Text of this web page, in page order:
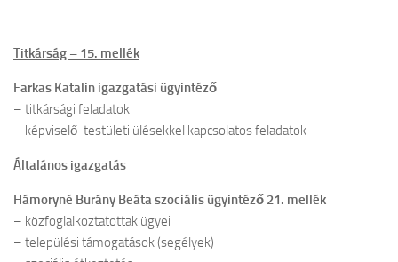
Titkárság – 15. mellék
Farkas Katalin igazgatási ügyintéző
– titkársági feladatok
– képviselő-testületi ülésekkel kapcsolatos feladatok
Általános igazgatás
Hámoryné Burány Beáta szociális ügyintéző 21. mellék
– közfoglalkoztatottak ügyei
– települési támogatások (segélyek)